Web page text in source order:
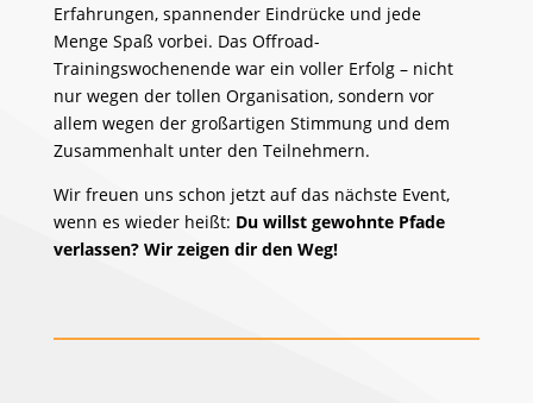
Erfahrungen, spannender Eindrücke und jede
Menge Spaß vorbei. Das Offroad-
Trainingswochenende war ein voller Erfolg – nicht
nur wegen der tollen Organisation, sondern vor
allem wegen der großartigen Stimmung und dem
Zusammenhalt unter den Teilnehmern.
Wir freuen uns schon jetzt auf das nächste Event,
wenn es wieder heißt: Du willst gewohnte Pfade
verlassen? Wir zeigen dir den Weg!